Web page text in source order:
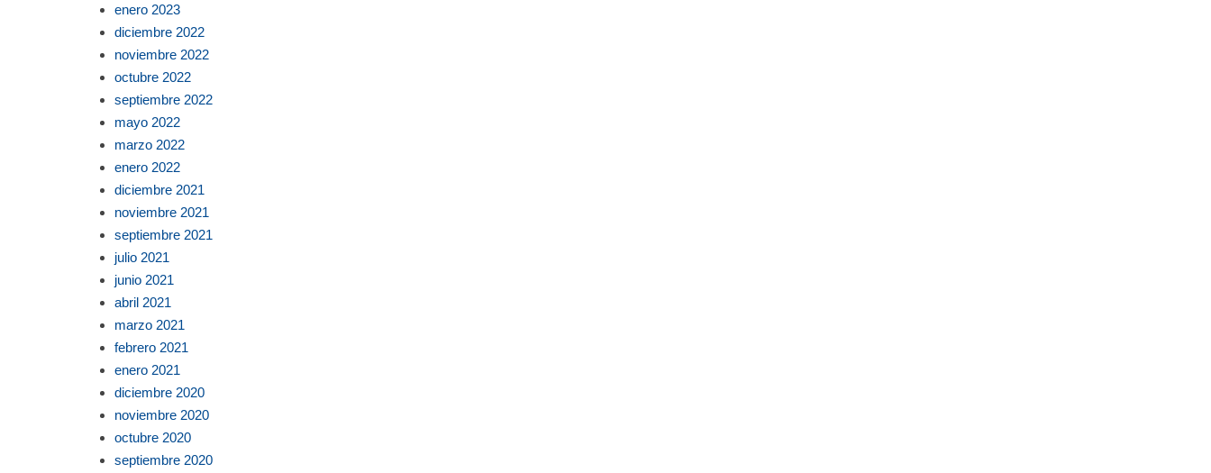
enero 2023
diciembre 2022
noviembre 2022
octubre 2022
septiembre 2022
mayo 2022
marzo 2022
enero 2022
diciembre 2021
noviembre 2021
septiembre 2021
julio 2021
junio 2021
abril 2021
marzo 2021
febrero 2021
enero 2021
diciembre 2020
noviembre 2020
octubre 2020
septiembre 2020